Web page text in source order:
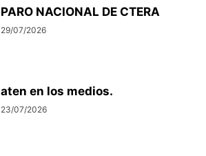
PARO NACIONAL DE CTERA
29/07/2026
aten en los medios.
23/07/2026